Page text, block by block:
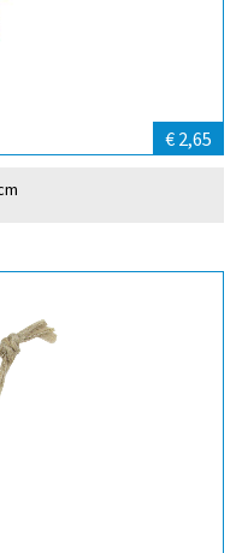
€ 2,65